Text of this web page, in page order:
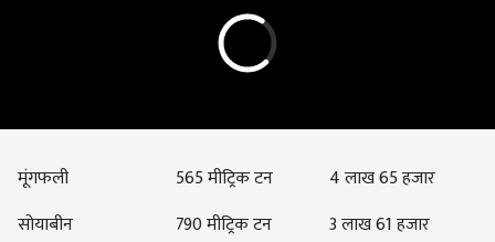
मूंगफली 565 मीट्रिक टन
4 लाख 65 हजार
सोयाबीन
790 मीट्रिक टन
3 लाख 61 हजार